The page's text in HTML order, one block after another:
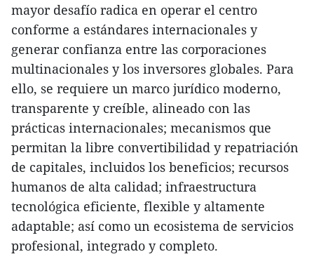
mayor desafío radica en operar el centro
conforme a estándares internacionales y
generar confianza entre las corporaciones
multinacionales y los inversores globales. Para
ello, se requiere un marco jurídico moderno,
transparente y creíble, alineado con las
prácticas internacionales; mecanismos que
permitan la libre convertibilidad y repatriación
de capitales, incluidos los beneficios; recursos
humanos de alta calidad; infraestructura
tecnológica eficiente, flexible y altamente
adaptable; así como un ecosistema de servicios
profesional, integrado y completo.